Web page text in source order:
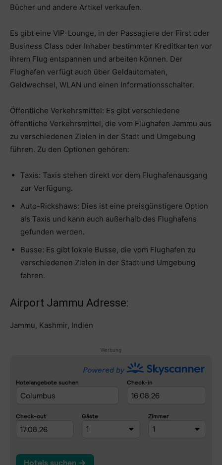
Bücher und andere Artikel verkaufen.
Es gibt eine VIP-Lounge, in der Passagiere der First oder
Business Class oder Inhaber bestimmter Kreditkarten vor
ihrem Flug entspannen und arbeiten können. Der
Flughafen verfügt auch über Geldautomaten,
Geldwechsel, WLAN und einen Informationsschalter.
Öffentliche Verkehrsmittel: Es gibt verschiedene
öffentliche Verkehrsmittel, die vom Flughafen Jammu aus
zu verschiedenen Zielen in der Stadt und Umgebung
führen. Zu den Optionen gehören:
Taxis: Taxis stehen direkt vor dem Flughafenausgang
zur Verfügung.
Auto-Rickshaws: Dies ist eine preisgünstigere Option
als Taxis und kann auch außerhalb des Flughafens
gefunden werden.
Busse: Es gibt lokale Busse, die vom Flughafen zu
verschiedenen Zielen in der Stadt und Umgebung
fahren.
Airport Jammu Adresse:
Jammu, Kashmir, Indien
Werbung